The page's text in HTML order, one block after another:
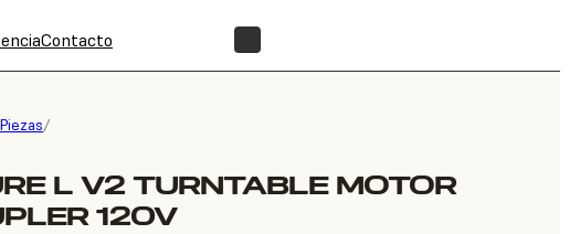
Contacto
Piezas/
L V2 TURNTABLE MOTOR
120V